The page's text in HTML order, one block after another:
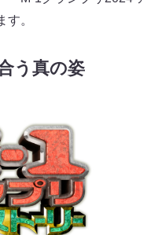
。
う真の姿